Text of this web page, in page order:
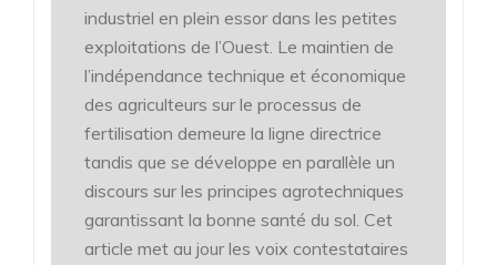
industriel en plein essor dans les petites
exploitations de l’Ouest. Le maintien de
l’indépendance technique et économique
des agriculteurs sur le processus de
fertilisation demeure la ligne directrice
tandis que se développe en parallèle un
discours sur les principes agrotechniques
garantissant la bonne santé du sol. Cet
article met au jour les voix contestataires